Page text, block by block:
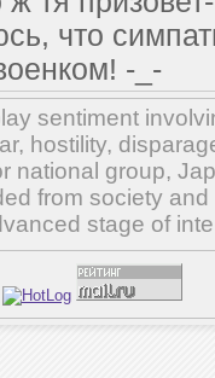
что
-_-
sentiment
hostility,
national group,
from society
stage of